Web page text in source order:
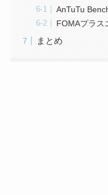
AnTuTu
FOMAプラス
まとめ